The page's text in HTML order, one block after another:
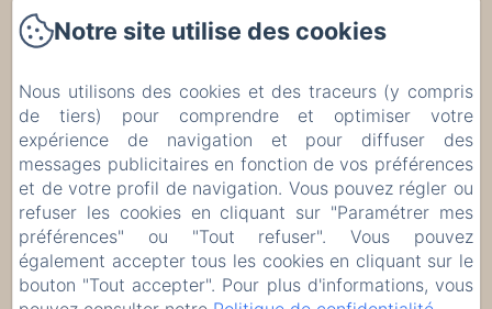
Chambres
Les environs
Évènements
Contact
Notre site utilise des cookies
Nous utilisons des cookies et des traceurs (y compris
de tiers) pour comprendre et optimiser votre
expérience de navigation et pour diffuser des
messages publicitaires en fonction de vos préférences
et de votre profil de navigation. Vous pouvez régler ou
refuser les cookies en cliquant sur "Paramétrer mes
préférences" ou "Tout refuser". Vous pouvez
également accepter tous les cookies en cliquant sur le
bouton "Tout accepter". Pour plus d'informations, vous